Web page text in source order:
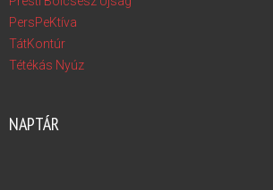
PersPeKtíva
TátKontúr
Tétékás Nyúz
NAPTÁR